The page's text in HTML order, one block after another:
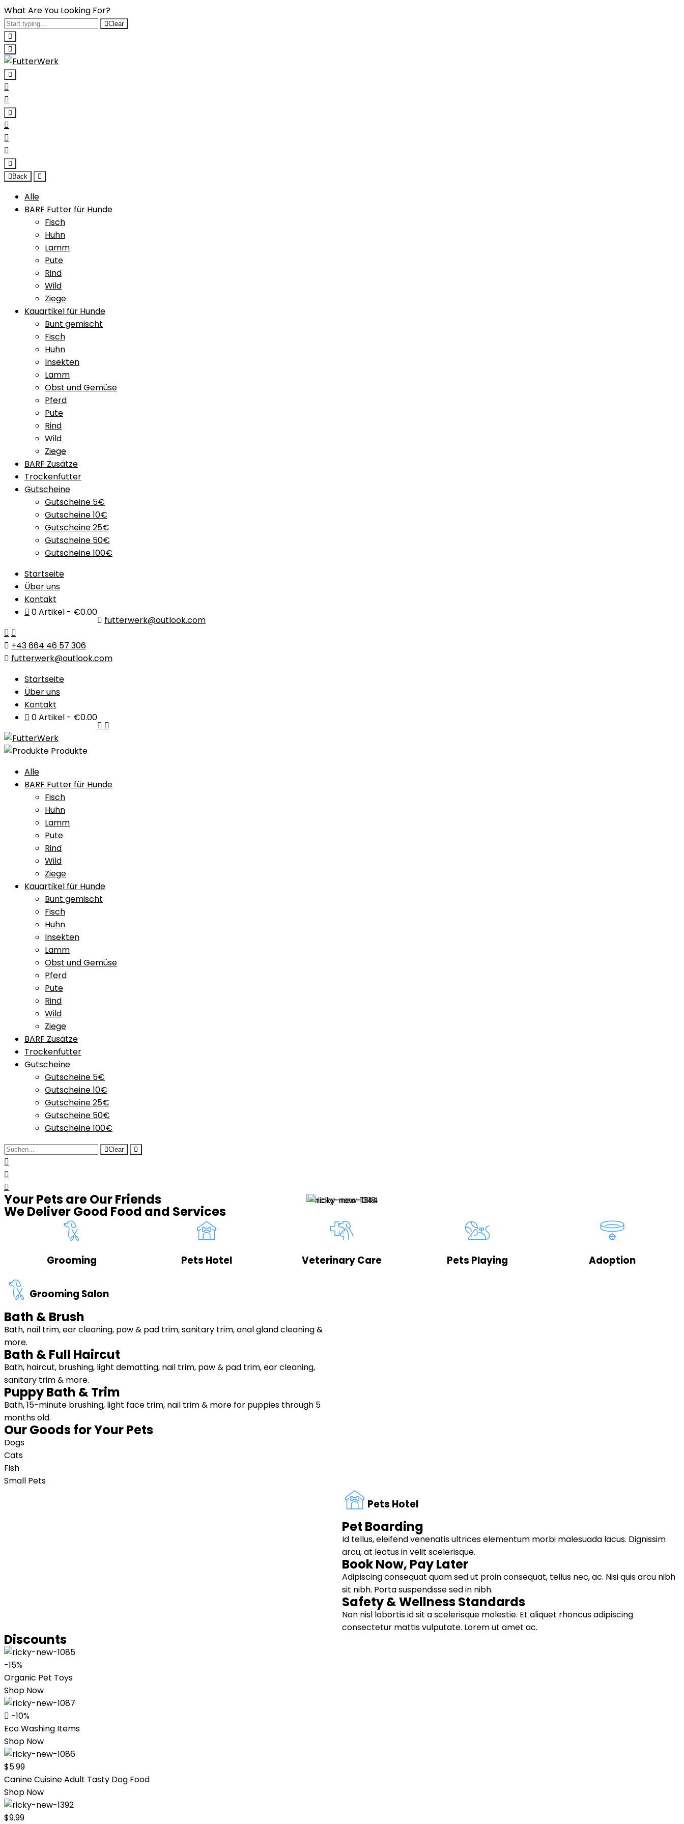
What Are You Looking For?
Clear
Back
Alle
BARF Futter für Hunde
Fisch
Huhn
Lamm
Pute
Rind
Wild
Ziege
Kauartikel für Hunde
Bunt gemischt
Fisch
Huhn
Insekten
Lamm
Obst und Gemüse
Pferd
Pute
Rind
Wild
Ziege
BARF Zusätze
Trockenfutter
Gutscheine
Gutscheine 5€
Gutscheine 10€
Gutscheine 25€
Gutscheine 50€
Gutscheine 100€
Startseite
Über uns
Kontakt
0 Artikel
€0.00
futterwerk@outlook.com
+43 664 46 57 306
futterwerk@outlook.com
Startseite
Über uns
Kontakt
0 Artikel
€0.00
Produkte
Alle
BARF Futter für Hunde
Fisch
Huhn
Lamm
Pute
Rind
Wild
Ziege
Kauartikel für Hunde
Bunt gemischt
Fisch
Huhn
Insekten
Lamm
Obst und Gemüse
Pferd
Pute
Rind
Wild
Ziege
BARF Zusätze
Trockenfutter
Gutscheine
Gutscheine 5€
Gutscheine 10€
Gutscheine 25€
Gutscheine 50€
Gutscheine 100€
Clear
Your Pets are Our Friends
We Deliver Good Food and Services
Grooming Pets Hotel Veterinary Care Pets Playing Adoption
Grooming Salon
Bath & Brush
Bath, nail trim, ear cleaning, paw & pad trim, sanitary trim, anal gland cleaning &
more.
Bath & Full Haircut
Bath, haircut, brushing, light dematting, nail trim, paw & pad trim, ear cleaning,
sanitary trim & more.
Puppy Bath & Trim
Bath, 15-minute brushing, light face trim, nail trim & more for puppies through 5
months old.
Our Goods for Your Pets
Dogs
Cats
Fish
Small Pets
Pets Hotel
Pet Boarding
Id tellus, eleifend venenatis ultrices elementum morbi malesuada lacus. Dignissim
arcu, at lectus in velit scelerisque.
Book Now, Pay Later
Adipiscing consequat quam sed ut proin consequat, tellus nec, ac. Nisi quis arcu nibh
sit nibh. Porta suspendisse sed in nibh.
Safety & Wellness Standards
Non nisl lobortis id sit a scelerisque molestie. Et aliquet rhoncus adipiscing
consectetur mattis vulputate. Lorem ut amet ac.
Discounts
-15%
Organic Pet Toys
Shop Now
-10%
Eco Washing Items
Shop Now
$5.99
Canine Cuisine Adult Tasty Dog Food
Shop Now
$9.99